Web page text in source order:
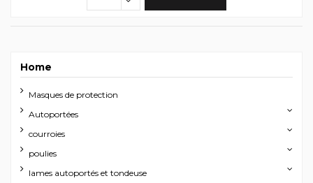
Home
Masques de protection
Autoportées
courroies
poulies
lames autoportés et tondeuse